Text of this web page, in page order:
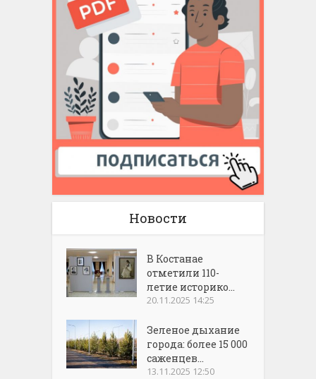
Новости
В Костанае
отметили 110-
летие историко...
20.11.2025 14:25
Зеленое дыхание
города: более 15 000
саженцев...
13.11.2025 12:50